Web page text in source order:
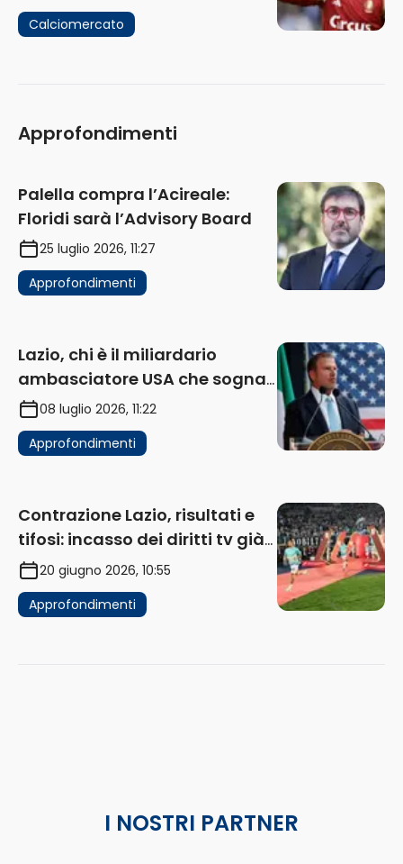
Calciomercato
Approfondimenti
Palella compra l’Acireale:
Floridi sarà l’Advisory Board
25 luglio 2026, 11:27
Approfondimenti
Lazio, chi è il miliardario
ambasciatore USA che sogna
di acquistare un club in Italia
08 luglio 2026, 11:22
Approfondimenti
Contrazione Lazio, risultati e
tifosi: incasso dei diritti tv già
in flessione
20 giugno 2026, 10:55
Approfondimenti
I NOSTRI PARTNER